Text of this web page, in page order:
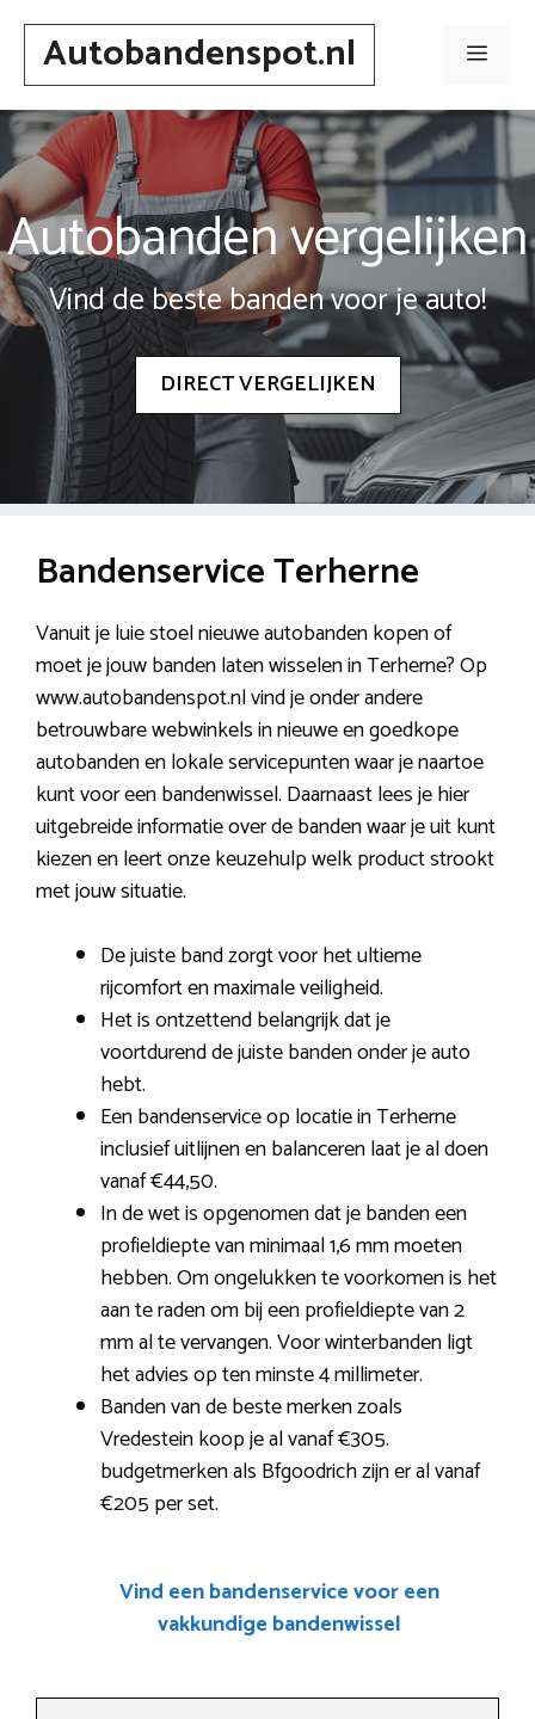
Spring
inhoudAutobandenspot.nl Menu
Autobanden vergelijken
Vind de beste banden voor je auto!
DIRECT VERGELIJKEN
Bandenservice Terherne
Vanuit je luie stoel nieuwe autobanden kopen of
moet je jouw banden laten wisselen in Terherne? Op
www.autobandenspot.nl vind je onder andere
betrouwbare webwinkels in nieuwe en goedkope
autobanden en lokale servicepunten waar je naartoe
kunt voor een bandenwissel. Daarnaast lees je hier
uitgebreide informatie over de banden waar je uit kunt
kiezen en leert onze keuzehulp welk product strookt
met jouw situatie.
De juiste band zorgt voor het ultieme
rijcomfort en maximale veiligheid.
Het is ontzettend belangrijk dat je
voortdurend de juiste banden onder je auto
hebt.
Een bandenservice op locatie in Terherne
inclusief uitlijnen en balanceren laat je al doen
vanaf €44,50.
In de wet is opgenomen dat je banden een
profieldiepte van minimaal 1,6 mm moeten
hebben. Om ongelukken te voorkomen is het
aan te raden om bij een profieldiepte van 2
mm al te vervangen. Voor winterbanden ligt
het advies op ten minste 4 millimeter.
Banden van de beste merken zoals
Vredestein koop je al vanaf €305.
budgetmerken als Bfgoodrich zijn er al vanaf
€205 per set.
Vind een bandenservice voor een
vakkundige bandenwissel